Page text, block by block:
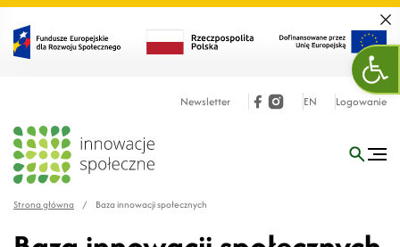
Newsletter EN Logowanie
Strona główna / Baza innowacji społecznych